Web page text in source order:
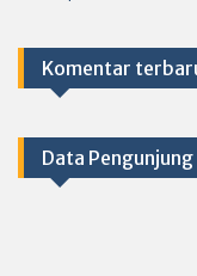
Komentar
Data Pengunjung